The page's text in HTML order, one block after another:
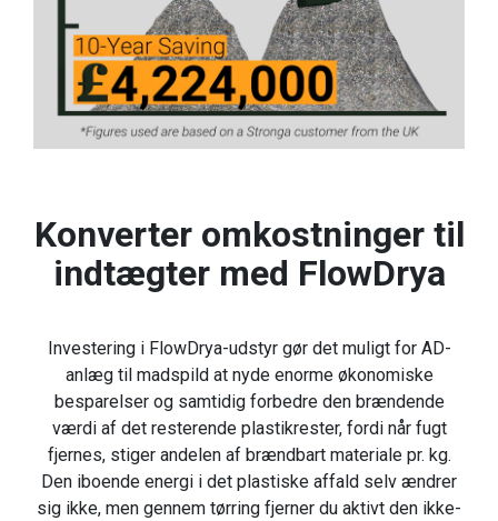
Konverter omkostninger til
indtægter med FlowDrya
Investering i FlowDrya-udstyr gør det muligt for AD-
anlæg til madspild at nyde enorme økonomiske
besparelser og samtidig forbedre den brændende
værdi af det resterende plastikrester, fordi når fugt
fjernes, stiger andelen af brændbart materiale pr. kg.
Den iboende energi i det plastiske affald selv ændrer
sig ikke, men gennem tørring fjerner du aktivt den ikke-